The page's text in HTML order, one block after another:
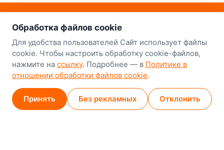
о нас
Наш склад-магазин:
Минск
8-й Путепроводный переулок, 5
GPS53.924752, 27.489820
Карта проезда
Обработка файлов cookie
Для удобства пользователей Сайт использует файлы
cookie. Чтобы настроить обработку cookie-файлов,
нажмите на ссылку. Подробнее — в Политике в
отношении обработки файлов cookie.
Принять Без рекламных Отклонить